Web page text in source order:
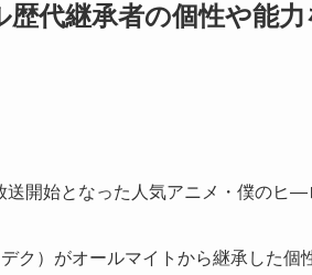
歴代継承者の個性や能
開始となった人気アニメ・僕のヒ―
ク）がオールマイトから継承した個